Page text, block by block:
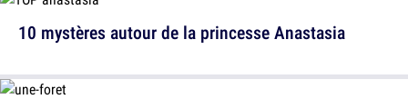
10 mystères autour de la princesse Anastasia